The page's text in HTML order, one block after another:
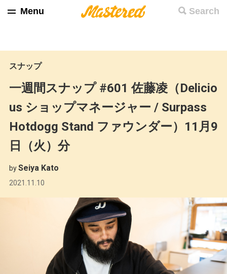
Search
Menu
スナップ
一週間スナップ #601 佐藤凌（Delicio
us ショップマネージャー / Surpass
Hotdogg Stand ファウンダー）11月9
日（火）分
bySeiya Kato
2021.11.10